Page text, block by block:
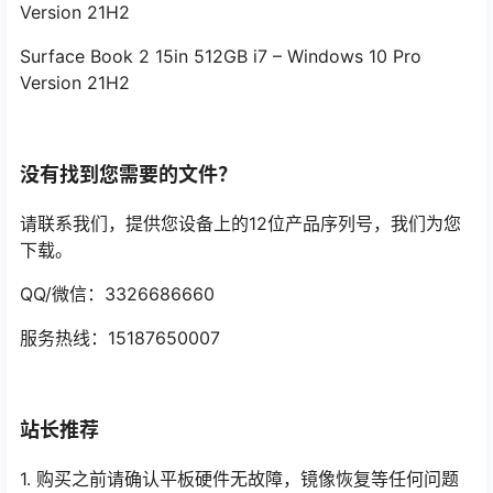
Version 21H2
Surface Book 2 15in 512GB i7 – Windows 10 Pro
Version 21H2
没有找到您需要的文件？
请联系我们，提供您设备上的12位产品序列号，我们为您
下载。
QQ/微信：3326686660
服务热线：15187650007
站长推荐
1. 购买之前请确认平板硬件无故障，镜像恢复等任何问题